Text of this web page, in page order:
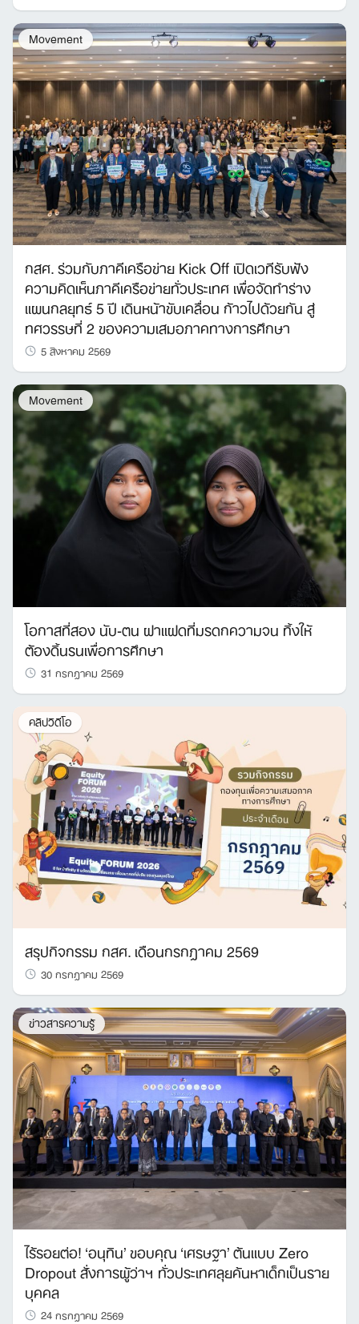
Search
for:
Movement
กสศ. ร่วมกับภาคีเครือข่าย Kick Off เปิดเวทีรับฟัง
ความคิดเห็นภาคีเครือข่ายทั่วประเทศ เพื่อจัดทำร่าง
แผนกลยุทธ์ 5 ปี เดินหน้าขับเคลื่อน ก้าวไปด้วยกัน สู่
ทศวรรษที่ 2 ของความเสมอภาคทางการศึกษา
5 สิงหาคม 2569
Movement
โอกาสที่สอง นับ-ตน ฝาแฝดที่มรดกความจน ทิ้งให้
ต้องดิ้นรนเพื่อการศึกษา
31 กรกฎาคม 2569
คลิปวิดีโอ
สรุปกิจกรรม กสศ. เดือนกรกฎาคม 2569
30 กรกฎาคม 2569
ข่าวสารความรู้
ไร้รอยต่อ! ‘อนุทิน’ ขอบคุณ ‘เศรษฐา’ ต้นแบบ Zero
Dropout สั่งการผู้ว่าฯ ทั่วประเทศลุยค้นหาเด็กเป็นราย
บุคคล
24 กรกฎาคม 2569